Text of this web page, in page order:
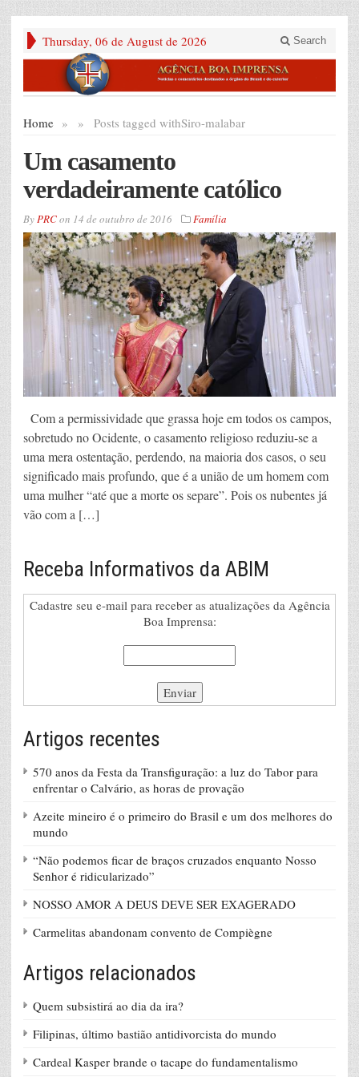
Thursday, 06 de August de 2026 Search
Home » Posts tagged with
» Siro-malabar
Um casamento
verdadeiramente católico
ByPRCon 14 de outubro de 2016 Família
Com a permissividade que grassa hoje em todos os campos,
sobretudo no Ocidente, o casamento religioso reduziu-se a
uma mera ostentação, perdendo, na maioria dos casos, o seu
significado mais profundo, que é a união de um homem com
uma mulher “até que a morte os separe”. Pois os nubentes já
vão com a […]
Receba Informativos da ABIM
Cadastre seu e-mail para receber as atualizações da Agência
Boa Imprensa:
Artigos recentes
570 anos da Festa da Transfiguração: a luz do Tabor para
enfrentar o Calvário, as horas de provação
Azeite mineiro é o primeiro do Brasil e um dos melhores do
mundo
“Não podemos ficar de braços cruzados enquanto Nosso
Senhor é ridicularizado”
NOSSO AMOR A DEUS DEVE SER EXAGERADO
Carmelitas abandonam convento de Compiègne
Artigos relacionados
Quem subsistirá ao dia da ira?
Filipinas, último bastião antidivorcista do mundo
Cardeal Kasper brande o tacape do fundamentalismo